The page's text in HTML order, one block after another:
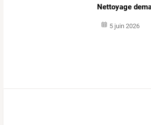
Nettoyage
5 juin 2026